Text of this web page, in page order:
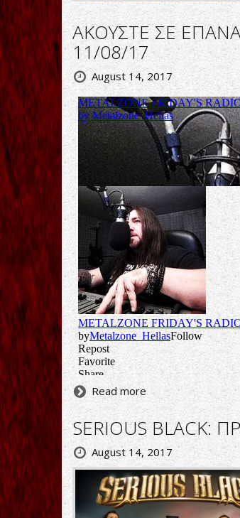
ΑΚΟΥΣΤΕ ΣΕ
11/08/17
August 14, 2017
Read more
SERIOUS
August 14, 2017